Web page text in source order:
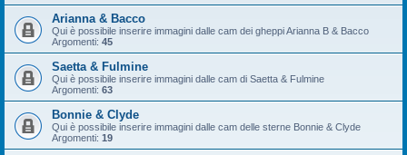
Arianna & Bacco
Qui è possibile inserire immagini dalle cam dei gheppi Arianna B & Bacco
Argomenti: 45
Saetta & Fulmine
Qui è possibile inserire immagini dalle cam di Saetta & Fulmine
Argomenti: 63
Bonnie & Clyde
Qui è possibile inserire immagini dalle cam delle sterne Bonnie & Clyde
Argomenti: 19